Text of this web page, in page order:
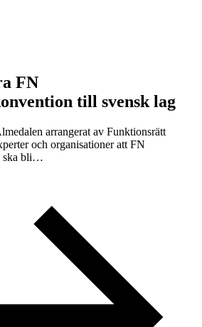
FN
till svensk lag
arrangerat av Funktionsrätt
och organisationer att FN
ska bli…